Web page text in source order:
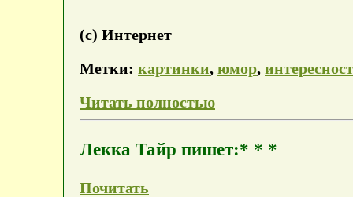
(с) Интернет
Метки: картинки, юмор,
Читать полностью
Лекка Тайр пишет:* * *
Почитать